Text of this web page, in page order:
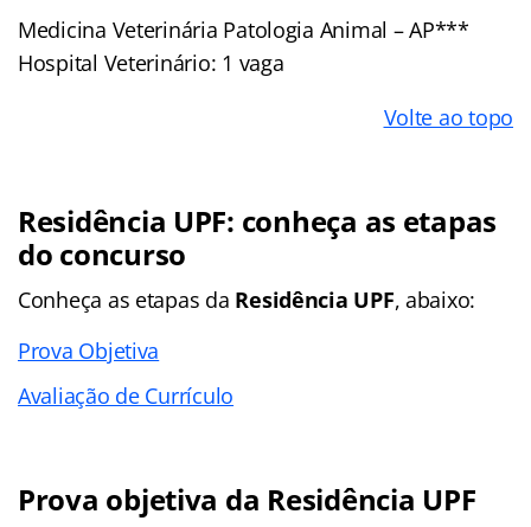
Medicina Veterinária Patologia Animal – AP***
Hospital Veterinário: 1 vaga
Volte ao topo
Residência UPF: conheça as etapas
do concurso
Conheça as etapas da Residência UPF, abaixo:
Prova Objetiva
Avaliação de Currículo
Prova objetiva da Residência UPF